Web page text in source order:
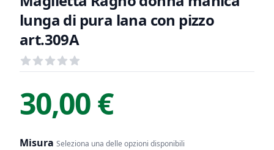
lunga di pura lana con pizzo
art.309A
Recensioni
out of 5 stars
30,00 €
Misura Seleziona una delle opzioni disponibili